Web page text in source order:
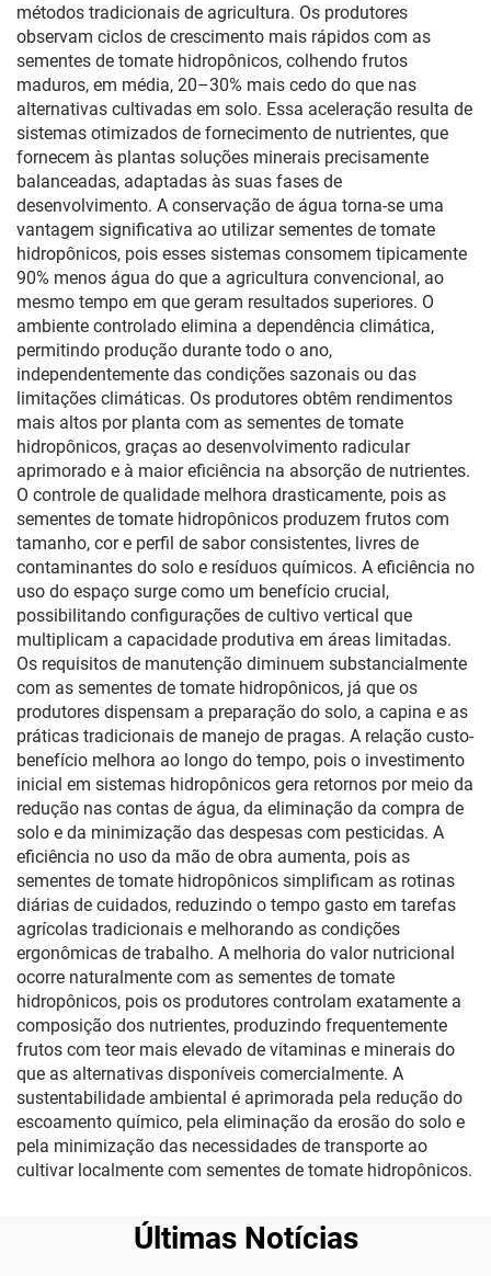
métodos tradicionais de agricultura. Os produtores
observam ciclos de crescimento mais rápidos com as
sementes de tomate hidropônicos, colhendo frutos
maduros, em média, 20–30% mais cedo do que nas
alternativas cultivadas em solo. Essa aceleração resulta de
sistemas otimizados de fornecimento de nutrientes, que
fornecem às plantas soluções minerais precisamente
balanceadas, adaptadas às suas fases de
desenvolvimento. A conservação de água torna-se uma
vantagem significativa ao utilizar sementes de tomate
hidropônicos, pois esses sistemas consomem tipicamente
90% menos água do que a agricultura convencional, ao
mesmo tempo em que geram resultados superiores. O
ambiente controlado elimina a dependência climática,
permitindo produção durante todo o ano,
independentemente das condições sazonais ou das
limitações climáticas. Os produtores obtêm rendimentos
mais altos por planta com as sementes de tomate
hidropônicos, graças ao desenvolvimento radicular
aprimorado e à maior eficiência na absorção de nutrientes.
O controle de qualidade melhora drasticamente, pois as
sementes de tomate hidropônicos produzem frutos com
tamanho, cor e perfil de sabor consistentes, livres de
contaminantes do solo e resíduos químicos. A eficiência no
uso do espaço surge como um benefício crucial,
possibilitando configurações de cultivo vertical que
multiplicam a capacidade produtiva em áreas limitadas.
Os requisitos de manutenção diminuem substancialmente
com as sementes de tomate hidropônicos, já que os
produtores dispensam a preparação do solo, a capina e as
práticas tradicionais de manejo de pragas. A relação custo-
benefício melhora ao longo do tempo, pois o investimento
inicial em sistemas hidropônicos gera retornos por meio da
redução nas contas de água, da eliminação da compra de
solo e da minimização das despesas com pesticidas. A
eficiência no uso da mão de obra aumenta, pois as
sementes de tomate hidropônicos simplificam as rotinas
diárias de cuidados, reduzindo o tempo gasto em tarefas
agrícolas tradicionais e melhorando as condições
ergonômicas de trabalho. A melhoria do valor nutricional
ocorre naturalmente com as sementes de tomate
hidropônicos, pois os produtores controlam exatamente a
composição dos nutrientes, produzindo frequentemente
frutos com teor mais elevado de vitaminas e minerais do
que as alternativas disponíveis comercialmente. A
sustentabilidade ambiental é aprimorada pela redução do
escoamento químico, pela eliminação da erosão do solo e
pela minimização das necessidades de transporte ao
cultivar localmente com sementes de tomate hidropônicos.
Últimas Notícias